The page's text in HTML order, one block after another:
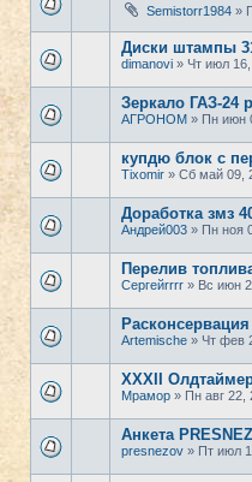
Semistorr1984 »
Диски штампы
dimanovi » Чт июл
Зеркало ГАЗ-24
АГРОНОМ » Пн июн
купдю блок с
Tixomir » Сб май 09,
Доработка змз
Андрей003 » Пн ноя
Перелив
Сергейrrrr » Вс июн
Расконсервация
Artemische » Чт фев
XXXII
Мрамор » Пн авг 22,
Анкета
presnezov » Пт июл